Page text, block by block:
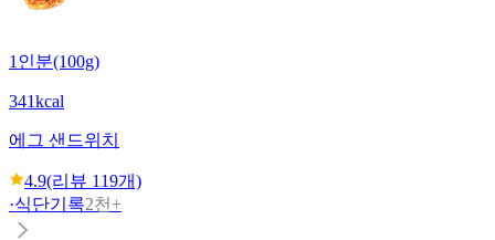
1인분(100g)
341kcal
에그 샌드위치
4.9(리뷰 119개)
·식단기록2천+